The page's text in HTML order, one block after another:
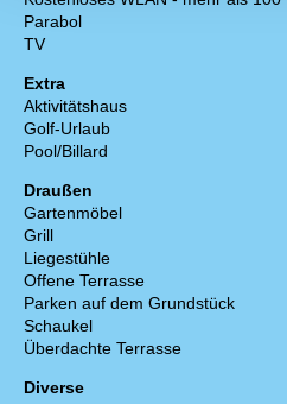
Parabol
TV
Extra
Aktivitätshaus
Golf-Urlaub
Pool/Billard
Draußen
Gartenmöbel
Grill
Liegestühle
Offene Terrasse
Parken auf dem Grundstück
Schaukel
Überdachte Terrasse
Diverse